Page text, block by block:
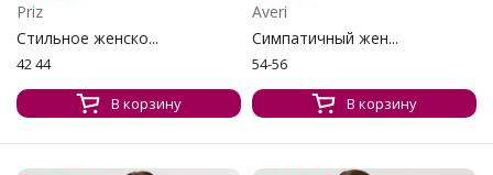
Priz
Стильное женско...
42 44
В корзину
Averi
Симпатичный жен...
54-56
В корзину